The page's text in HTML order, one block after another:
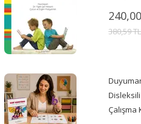
380,59 TL
Çalışma